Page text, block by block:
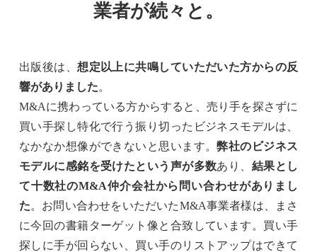
業者が続々と。
出版後は、想定以上に共鳴していただいた方からの反
響がありました。
M&Aに携わっている方からすると、売り手を探さずに
買い手探し特化で行う振り切ったビジネスモデルは、
なかなか想像ができないと思います。弊社のビジネス
モデルに感銘を受けたという声が多数あり、 結果とし
て十数社のM&A仲介会社から問い合わせがありまし
た。お問い合わせをいただいたM&A事業者様は、まさ
に今回の書籍ターゲット像と合致しています。買い手
探しに手が回らない、買い手のリストアップはできて